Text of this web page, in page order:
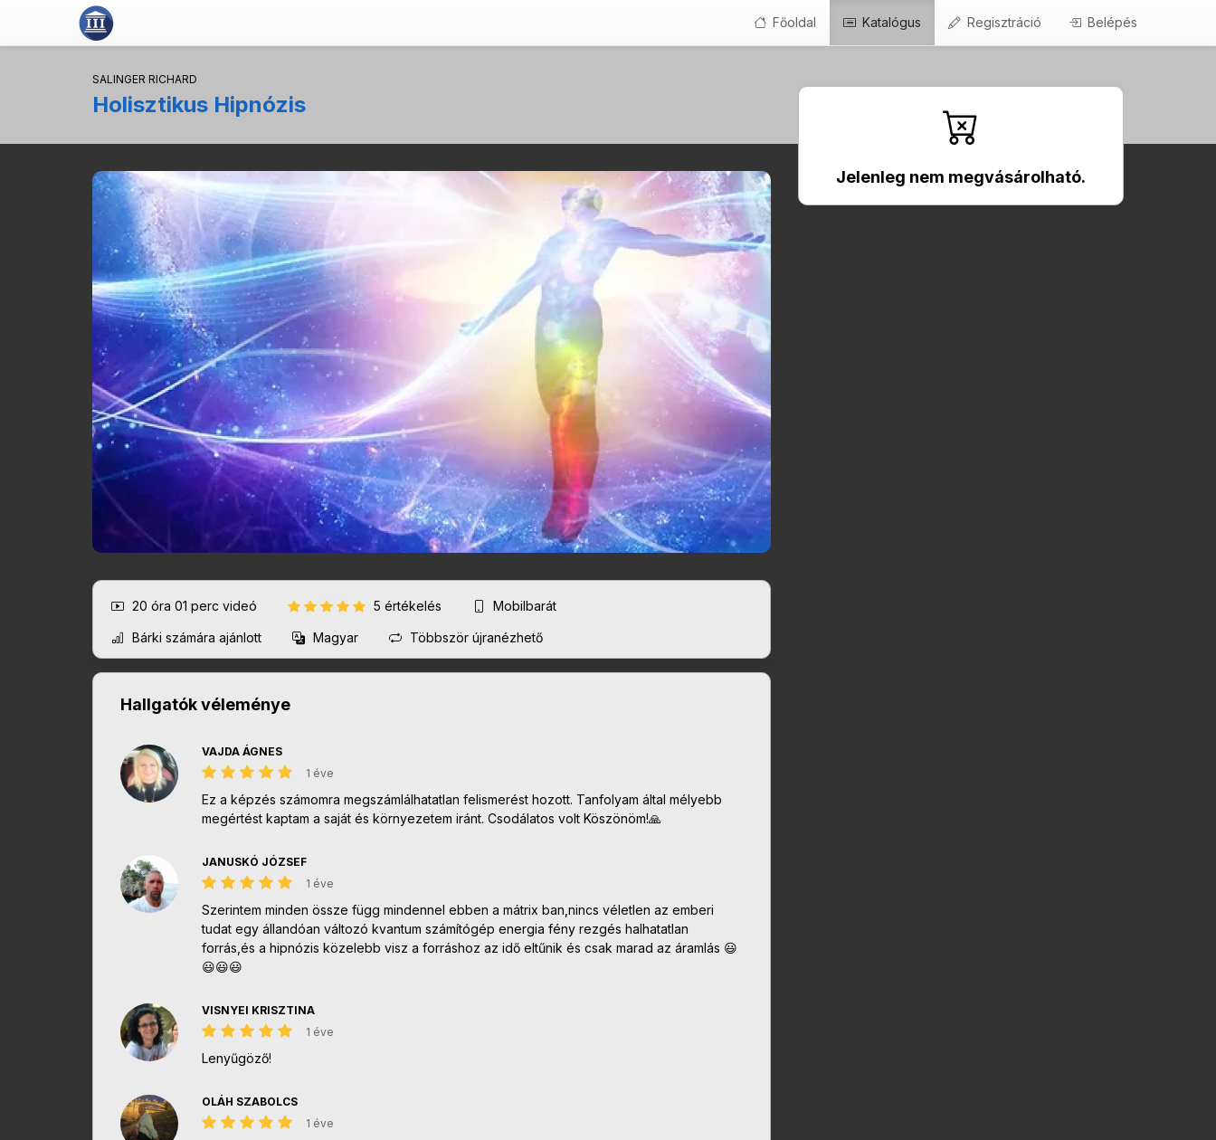
Főoldal Katalógus Regisztráció Belépés
SALINGER RICHARD
Holisztikus Hipnózis
20 óra 01 perc videó 5 értékelés Mobilbarát
Bárki számára ajánlott Magyar Többször újranézhető
Hallgatók véleménye
VAJDA ÁGNES
1 éve
Ez a képzés számomra megszámlálhatatlan felismerést hozott. Tanfolyam által mélyebb
megértést kaptam a saját és környezetem iránt. Csodálatos volt Köszönöm!🙏
JANUSKÓ JÓZSEF
1 éve
Szerintem minden össze függ mindennel ebben a mátrix ban,nincs véletlen az emberi
tudat egy állandóan változó kvantum számítógép energia fény rezgés halhatatlan
forrás,és a hipnózis közelebb visz a forráshoz az idő eltűnik és csak marad az áramlás 😃
😃😃😃
VISNYEI KRISZTINA
1 éve
Lenyűgöző!
OLÁH SZABOLCS
1 éve
Jelenleg nem megvásárolható.